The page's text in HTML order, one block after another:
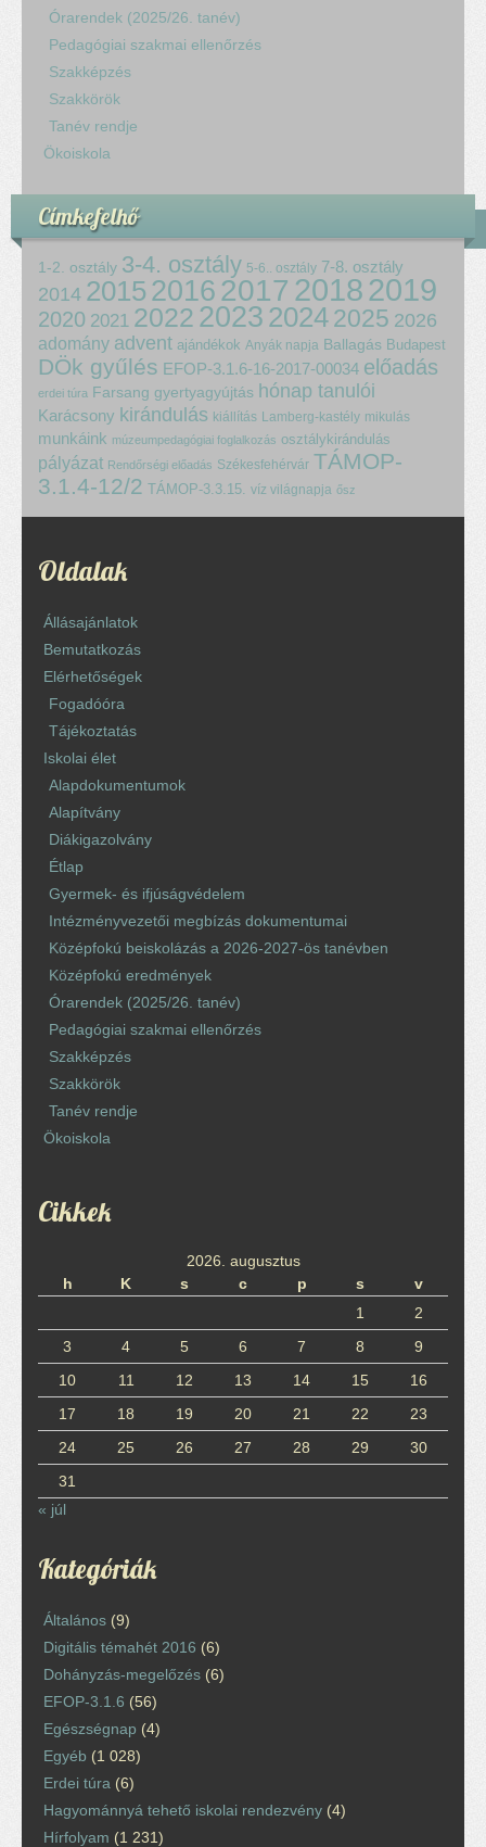
Órarendek (2025/26. tanév)
Pedagógiai szakmai ellenőrzés
Szakképzés
Szakkörök
Tanév rendje
Ökoiskola
Címkefelhő
1-2. osztály 3-4. osztály 5-6.. osztály 7-8. osztály
2014 2015 2016 2017 20182019
2020 2021 2022 2023 20242025 2026
adomány advent ajándékok Anyák napja Ballagás Budapest
DÖk gyűlés EFOP-3.1.6-16-2017-00034 előadás
erdei túra Farsang gyertyagyújtás hónap tanulói
Karácsony kirándulás kiállítás Lamberg-kastély mikulás
munkáink múzeumpedagógiai foglalkozás osztálykirándulás
pályázat Rendőrségi előadás Székesfehérvár TÁMOP-
3.1.4-12/2 TÁMOP-3.3.15. víz világnapja ősz
Oldalak
Állásajánlatok
Bemutatkozás
Elérhetőségek
Fogadóóra
Tájékoztatás
Iskolai élet
Alapdokumentumok
Alapítvány
Diákigazolvány
Étlap
Gyermek- és ifjúságvédelem
Intézményvezetői megbízás dokumentumai
Középfokú beiskolázás a 2026-2027-ös tanévben
Középfokú eredmények
Órarendek (2025/26. tanév)
Pedagógiai szakmai ellenőrzés
Szakképzés
Szakkörök
Tanév rendje
Ökoiskola
Cikkek
2026. augusztus
h
K s c p s
v
1
2
3
4 5 6 7 8
9
10
11 12 13 14 15
16
17
18 19 20 21 22
23
24
25 26 27 28 29
30
31
« júl
Kategóriák
Általános (9)
Digitális témahét 2016 (6)
Dohányzás-megelőzés (6)
EFOP-3.1.6 (56)
Egészségnap (4)
Egyéb (1 028)
Erdei túra (6)
Hagyománnyá tehető iskolai rendezvény (4)
Hírfolyam (1 231)